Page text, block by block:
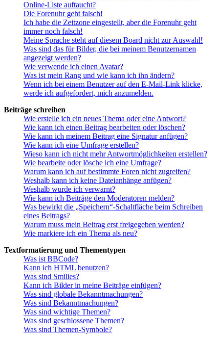
Online-Liste auftaucht?
Die Forenuhr geht falsch!
Ich habe die Zeitzone eingestellt, aber die Forenuhr geht
immer noch falsch!
Meine Sprache steht auf diesem Board nicht zur Auswahl!
Was sind das für Bilder, die bei meinem Benutzernamen
angezeigt werden?
Wie verwende ich einen Avatar?
Was ist mein Rang und wie kann ich ihn ändern?
Wenn ich bei einem Benutzer auf den E-Mail-Link klicke,
werde ich aufgefordert, mich anzumelden.
Beiträge schreiben
Wie erstelle ich ein neues Thema oder eine Antwort?
Wie kann ich einen Beitrag bearbeiten oder löschen?
Wie kann ich meinem Beitrag eine Signatur anfügen?
Wie kann ich eine Umfrage erstellen?
Wieso kann ich nicht mehr Antwortmöglichkeiten erstellen?
Wie bearbeite oder lösche ich eine Umfrage?
Warum kann ich auf bestimmte Foren nicht zugreifen?
Weshalb kann ich keine Dateianhänge anfügen?
Weshalb wurde ich verwarnt?
Wie kann ich Beiträge den Moderatoren melden?
Was bewirkt die „Speichern“-Schaltfläche beim Schreiben
eines Beitrags?
Warum muss mein Beitrag erst freigegeben werden?
Wie markiere ich ein Thema als neu?
Textformatierung und Thementypen
Was ist BBCode?
Kann ich HTML benutzen?
Was sind Smilies?
Kann ich Bilder in meine Beiträge einfügen?
Was sind globale Bekanntmachungen?
Was sind Bekanntmachungen?
Was sind wichtige Themen?
Was sind geschlossene Themen?
Was sind Themen-Symbole?